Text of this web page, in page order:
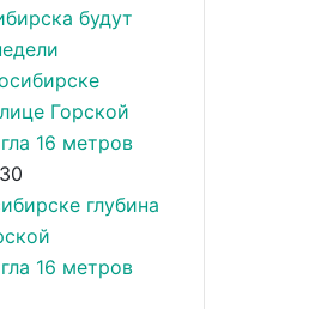
будут
глубина
16 метров